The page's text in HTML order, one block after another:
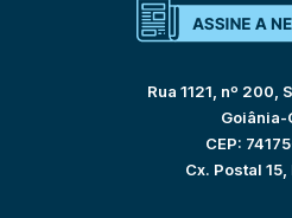
Rua 1121, nº 200,
Goiânia-
CEP:
Cx. Postal 15,